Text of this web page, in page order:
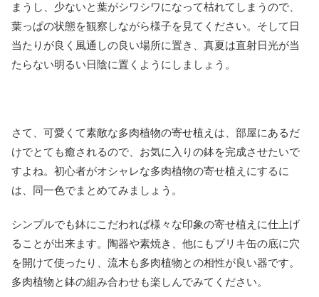
まうし、少ないと葉がシワシワになって枯れてしまうので、
葉っぱの状態を観察しながら様子を見てください。そして日
当たりが良く風通しの良い場所に置き、真夏は直射日光が当
たらない明るい日陰に置くようにしましょう。
さて、可愛くて素敵な多肉植物の寄せ植えは、部屋にあるだ
けでとても癒されるので、お気に入りの鉢を完成させたいで
すよね。初心者がオシャレな多肉植物の寄せ植えにするに
は、同一色でまとめてみましょう。
シンプルでも鉢にこだわれば様々な印象の寄せ植えに仕上げ
ることが出来ます。陶器や素焼き、他にもブリキ缶の底に穴
を開けて使ったり、流木も多肉植物との相性が良い器です。
多肉植物と鉢の組み合わせも楽しんでみてください。